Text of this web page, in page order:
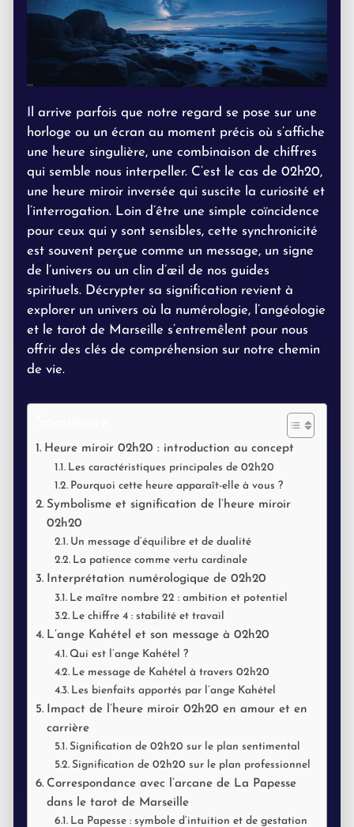
Il arrive parfois que notre regard se pose sur une
horloge ou un écran au moment précis où s’affiche
une heure singulière, une combinaison de chiffres
qui semble nous interpeller. C’est le cas de 02h20,
une heure miroir inversée qui suscite la curiosité et
l’interrogation. Loin d’être une simple coïncidence
pour ceux qui y sont sensibles, cette synchronicité
est souvent perçue comme un message, un signe
de l’univers ou un clin d’œil de nos guides
spirituels. Décrypter sa signification revient à
explorer un univers où la numérologie, l’angéologie
et le tarot de Marseille s’entremêlent pour nous
offrir des clés de compréhension sur notre chemin
de vie.
Heure miroir 02h20 : introduction au concept
Les caractéristiques principales de 02h20
Pourquoi cette heure apparaît-elle à vous ?
Symbolisme et signification de l’heure miroir
02h20
Un message d’équilibre et de dualité
La patience comme vertu cardinale
Interprétation numérologique de 02h20
Le maître nombre 22 : ambition et potentiel
Le chiffre 4 : stabilité et travail
L’ange Kahétel et son message à 02h20
Qui est l’ange Kahétel ?
Le message de Kahétel à travers 02h20
Les bienfaits apportés par l’ange Kahétel
Impact de l’heure miroir 02h20 en amour et en
carrière
Signification de 02h20 sur le plan sentimental
Signification de 02h20 sur le plan professionnel
Correspondance avec l’arcane de La Papesse
dans le tarot de Marseille
La Papesse : symbole d’intuition et de gestation